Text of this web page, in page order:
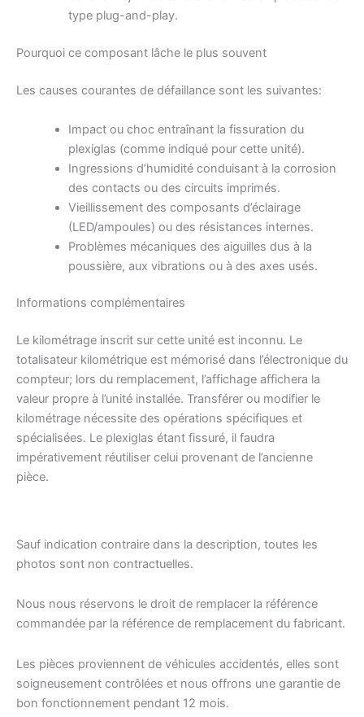
type plug-and-play.
Pourquoi ce composant lâche le plus souvent
Les causes courantes de défaillance sont les suivantes:
Impact ou choc entraînant la fissuration du
plexiglas (comme indiqué pour cette unité).
Ingressions d’humidité conduisant à la corrosion
des contacts ou des circuits imprimés.
Vieillissement des composants d’éclairage
(LED/ampoules) ou des résistances internes.
Problèmes mécaniques des aiguilles dus à la
poussière, aux vibrations ou à des axes usés.
Informations complémentaires
Le kilométrage inscrit sur cette unité est inconnu. Le
totalisateur kilométrique est mémorisé dans l’électronique du
compteur; lors du remplacement, l’affichage affichera la
valeur propre à l’unité installée. Transférer ou modifier le
kilométrage nécessite des opérations spécifiques et
spécialisées. Le plexiglas étant fissuré, il faudra
impérativement réutiliser celui provenant de l’ancienne
pièce.
Sauf indication contraire dans la description, toutes les
photos sont non contractuelles.
Nous nous réservons le droit de remplacer la référence
commandée par la référence de remplacement du fabricant.
Les pièces proviennent de véhicules accidentés, elles sont
soigneusement contrôlées et nous offrons une garantie de
bon fonctionnement pendant 12 mois.